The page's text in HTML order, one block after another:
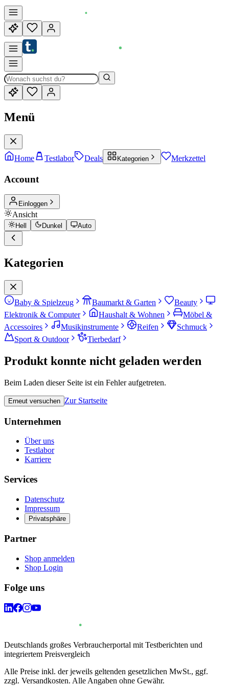
Menü
Home Testlabor Deals Kategorien Merkzettel
Account
Einloggen
Ansicht
Hell Dunkel Auto
Kategorien
Baby & Spielzeug Baumarkt & Garten
Beauty
Elektronik & Computer
Haushalt & Wohnen
Möbel &
Accessoires
Musikinstrumente Reifen
Schmuck
Sport & Outdoor
Tierbedarf
Produkt konnte nicht geladen werden
Beim Laden dieser Seite ist ein Fehler aufgetreten.
Erneut versuchen Zur Startseite
Unternehmen
Über uns
Testlabor
Karriere
Services
Datenschutz
Impressum
Privatsphäre
Partner
Shop anmelden
Shop Login
Folge uns
Deutschlands großes Verbraucherportal mit Testberichten und
integriertem Preisvergleich
Alle Preise inkl. der jeweils geltenden gesetzlichen MwSt., ggf.
zzgl. Versandkosten. Alle Angaben ohne Gewähr.